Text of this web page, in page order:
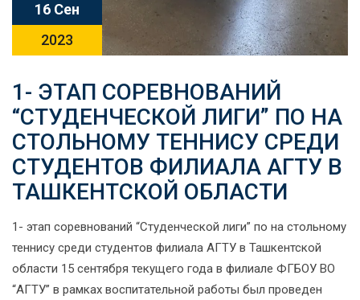
16 Сен
2023
1- ЭТАП СОРЕВНОВАНИЙ
“СТУДЕНЧЕСКОЙ ЛИГИ” ПО НА
СТОЛЬНОМУ ТЕННИСУ СРЕДИ
СТУДЕНТОВ ФИЛИАЛА АГТУ В
ТАШКЕНТСКОЙ ОБЛАСТИ
1- этап соревнований “Студенческой лиги” по на стольному
теннису среди студентов филиала АГТУ в Ташкентской
области 15 сентября текущего года в филиале ФГБОУ ВО
“АГТУ” в рамках воспитательной работы был проведен